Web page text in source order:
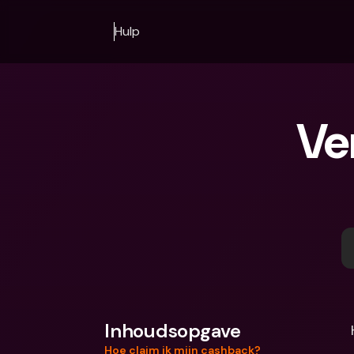
Hulp
Inhoudsopgave
Hoe claim ik mijn cashback?